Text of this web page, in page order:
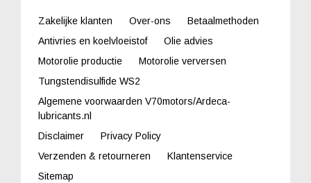
Zakelijke klanten Over-ons
Betaalmethoden
Antivries en koelvloeistof
Olie advies
Motorolie productie
Motorolie verversen
Tungstendisulfide WS2
Algemene voorwaarden V70motors/Ardeca-
lubricants.nl
Disclaimer
Privacy Policy
Verzenden & retourneren
Klantenservice
Sitemap